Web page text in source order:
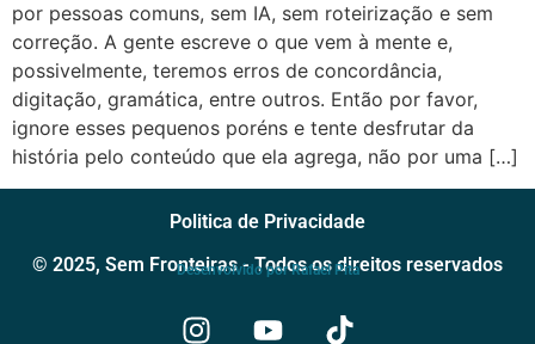
por pessoas comuns, sem IA, sem roteirização e sem
correção. A gente escreve o que vem à mente e,
possivelmente, teremos erros de concordância,
digitação, gramática, entre outros. Então por favor,
ignore esses pequenos poréns e tente desfrutar da
história pelo conteúdo que ela agrega, não por uma […]
Politica de Privacidade
© 2025, Sem Fronteiras - Todos os direitos reservados
Desenvolvido por Rafael Pita